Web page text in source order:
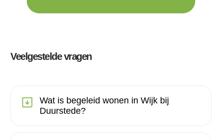
Veelgestelde vragen
Wat is begeleid wonen in Wijk bij
Duurstede?